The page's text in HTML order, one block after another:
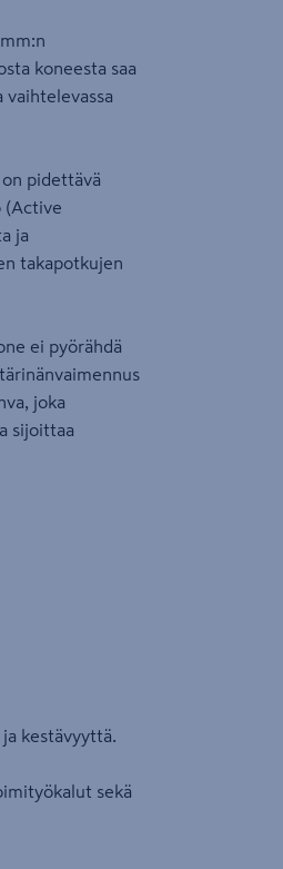
koneesta saa
pidettävä
(Active
ja
takapotkujen
ei pyörähdä
joka
sijoittaa
kestävyyttä.
sekä